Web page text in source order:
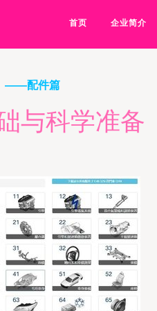
首页 企业简介
——配件篇
与科学准